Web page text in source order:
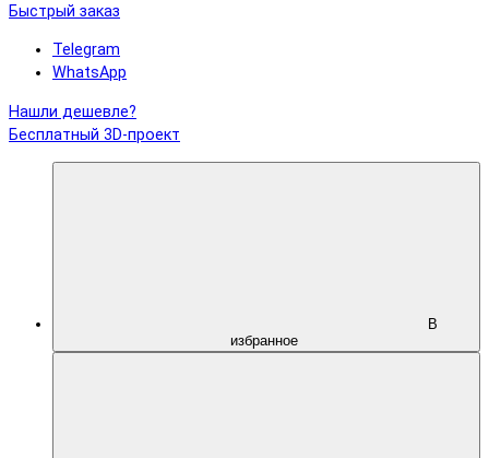
Быстрый заказ
Telegram
WhatsApp
Нашли дешевле?
Бесплатный 3D-проект
В
избранное